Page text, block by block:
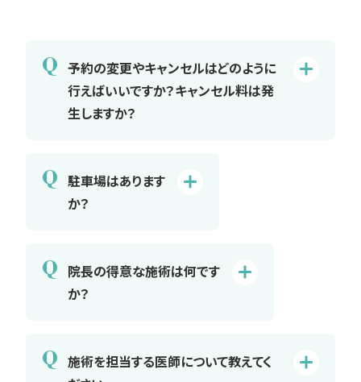
Q 予約の変更やキャンセルはどのように
行えばいいですか？キャンセル料は発
生しますか？
Q 駐車場はあります
か？
Q 院長の得意な施術は何です
か？
Q 施術を担当する医師について教えてく